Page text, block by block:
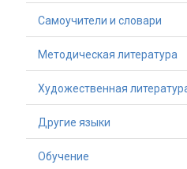
Самоучители и словари
Методическая литература
Художественная
Другие языки
Обучение